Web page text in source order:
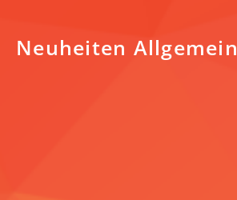
Neuheiten Allgemein